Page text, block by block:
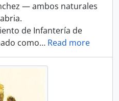
— ambos naturales
de Infantería de
como… Read more